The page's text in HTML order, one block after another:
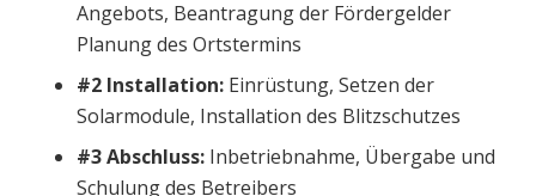
Angebots, Beantragung der Fördergelder
Planung des Ortstermins
#2 Installation: Einrüstung, Setzen der
Solarmodule, Installation des Blitzschutzes
#3 Abschluss: Inbetriebnahme, Übergabe und
Schulung des Betreibers